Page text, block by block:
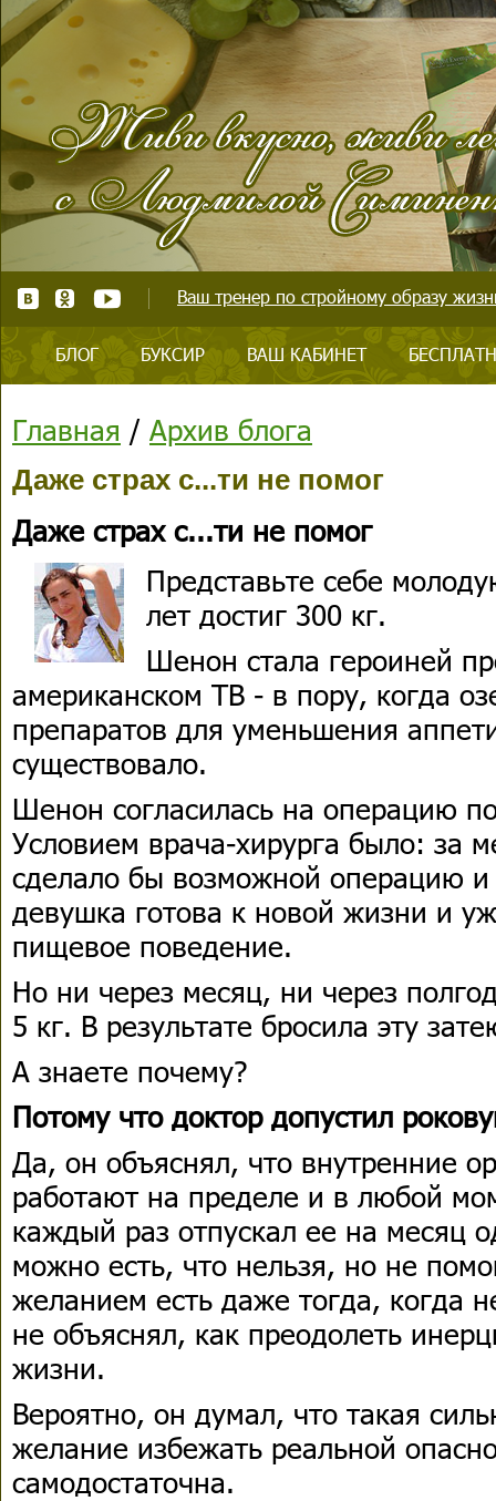
Ваш тренер по стройному образу
БЛОГ БУКСИР ВАШ КАБИНЕТ
Главная / Архив блога
Даже страх с...ти не помог
Даже страх с...ти не помог
Представьте себе
лет достиг 300 кг.
Шенон стала героиней
американском ТВ - в пору, когда
препаратов для уменьшения
существовало.
Шенон согласилась на операцию
Условием врача-хирурга было: за
сделало бы возможной операцию и
девушка готова к новой жизни и
пищевое поведение.
Но ни через месяц, ни через
5 кг. В результате бросила эту
А знаете почему?
Потому что доктор допустил
Да, он объяснял, что внутренние
работают на пределе и в любой
каждый раз отпускал ее на месяц
можно есть, что нельзя, но не
желанием есть даже тогда, когда
не объяснял, как преодолеть
жизни.
Вероятно, он думал, что такая
желание избежать реальной
самодостаточна.